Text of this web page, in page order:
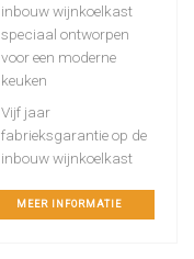
inbouw wijnkoelkast
speciaal ontworpen
voor een moderne
keuken
Vijf jaar
fabrieksgarantie op de
inbouw wijnkoelkast
MEER INFORMATIE